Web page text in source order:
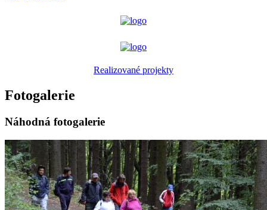
Realizované projekty
Fotogalerie
Náhodná fotogalerie